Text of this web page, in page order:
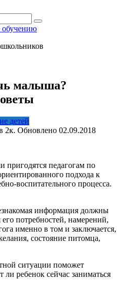
обучению
малыша?
детей
2к. Обновлено 02.09.2018
пригодятся педагогам по
подхода к
воспитательного процесса.
информация должны
его потребностей, намерений,
именно в том и заключается,
состояние питомца,
ситуации поможет
ли ребенок сейчас заниматься